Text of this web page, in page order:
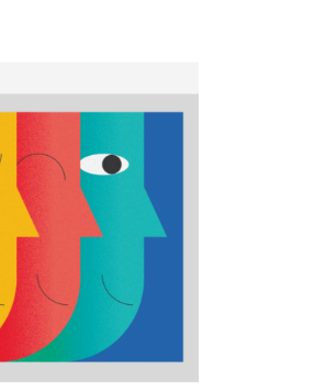
認識青少年情緒
彼此了解和溝通
行者的自我關懷